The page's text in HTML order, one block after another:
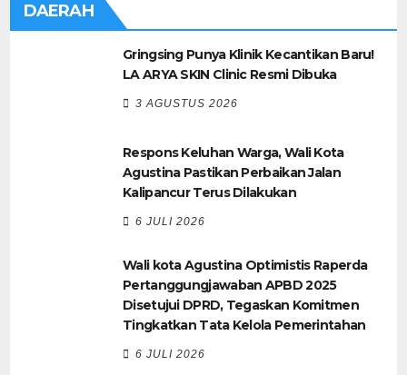
DAERAH
Gringsing Punya Klinik Kecantikan Baru!
LA ARYA SKIN Clinic Resmi Dibuka
3 AGUSTUS 2026
Respons Keluhan Warga, Wali Kota
Agustina Pastikan Perbaikan Jalan
Kalipancur Terus Dilakukan
6 JULI 2026
Wali kota Agustina Optimistis Raperda
Pertanggungjawaban APBD 2025
Disetujui DPRD, Tegaskan Komitmen
Tingkatkan Tata Kelola Pemerintahan
6 JULI 2026